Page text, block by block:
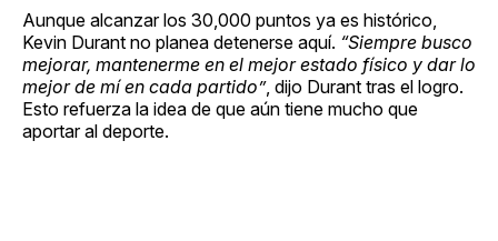
Aunque alcanzar los 30,000 puntos ya es histórico,
Kevin Durant no planea detenerse aquí. “Siempre busco
mejorar, mantenerme en el mejor estado físico y dar lo
mejor de mí en cada partido”, dijo Durant tras el logro.
Esto refuerza la idea de que aún tiene mucho que
aportar al deporte.